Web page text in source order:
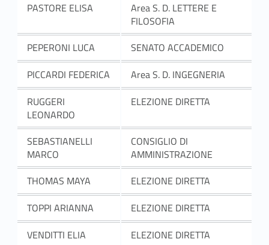
PASTORE ELISA
Area S. D. LETTERE E
FILOSOFIA
PEPERONI LUCA
SENATO ACCADEMICO
PICCARDI FEDERICA
Area S. D. INGEGNERIA
RUGGERI
LEONARDO
ELEZIONE DIRETTA
SEBASTIANELLI
MARCO
CONSIGLIO DI
AMMINISTRAZIONE
THOMAS MAYA
ELEZIONE DIRETTA
TOPPI ARIANNA
ELEZIONE DIRETTA
VENDITTI ELIA
ELEZIONE DIRETTA